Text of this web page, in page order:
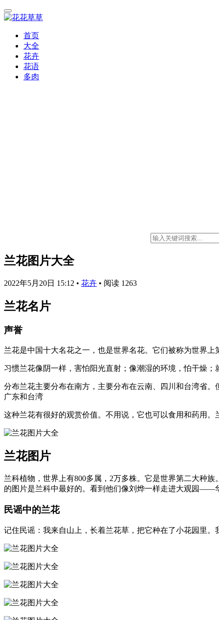
首页
大全
花卉
花语
多肉
兰花图片大全
2022年5月20日 15:12 • 花卉 • 阅读 1263
兰花名片
声誉
兰花是中国十大名花之一，也是世界名花。它们被称为世界
习惯兰花像阴一样，害怕阳光直射；像潮湿的环境，怕干燥
分布兰花主要分布在南方，主要分布在云南、四川和台湾省
广东和台湾
这种兰花有很好的观赏价值。不用说，它也可以食用和药用
兰花图片
兰科植物，世界上有800多属，2万多株。它是世界第二大种
的图片是兰科中最好的。看到他们像刘烨一样走进大观园——
民谣中的兰花
记住民谣：我来自山上，长着兰花草，把它种在了小花园里